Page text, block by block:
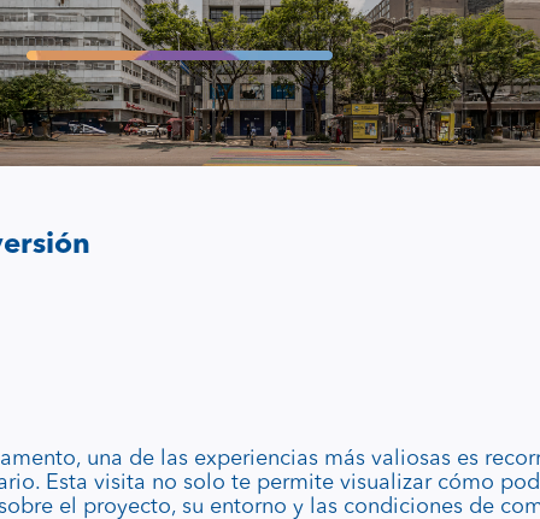
una de las experiencias más valiosas es
Esta visita no solo te permite visualizar cómo
el proyecto, su entorno y las condiciones de